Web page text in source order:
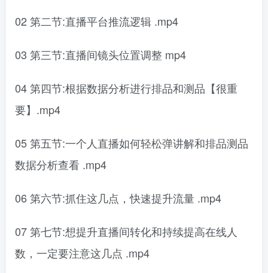
02 第二节:直播平台推流逻辑 .mp4
03 第三节:直播间镜头位置调整 mp4
04 第四节:根据数据分析进行排品和测品【很重
要】.mp4
05 第五节:一个人直播如何轻松弹讲解和排品测品
数据分析查看 .mp4
06 第六节:抓住这几点，快速提升流量 .mp4
07 第七节:想提升直播间转化和持续提高在线人
数，一定要注意这几点 .mp4